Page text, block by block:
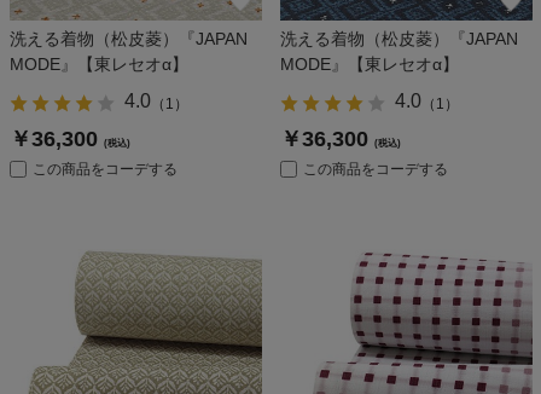
洗える着物（松皮菱）『JAPAN
MODE』【東レセオα】
4.0（ 1 ）
￥36,300 (税込)
この商品をコーデする
洗える着物（松皮菱）『JAPAN
MODE』【東レセオα】
4.0（ 1 ）
￥36,300 (税込)
この商品をコーデする